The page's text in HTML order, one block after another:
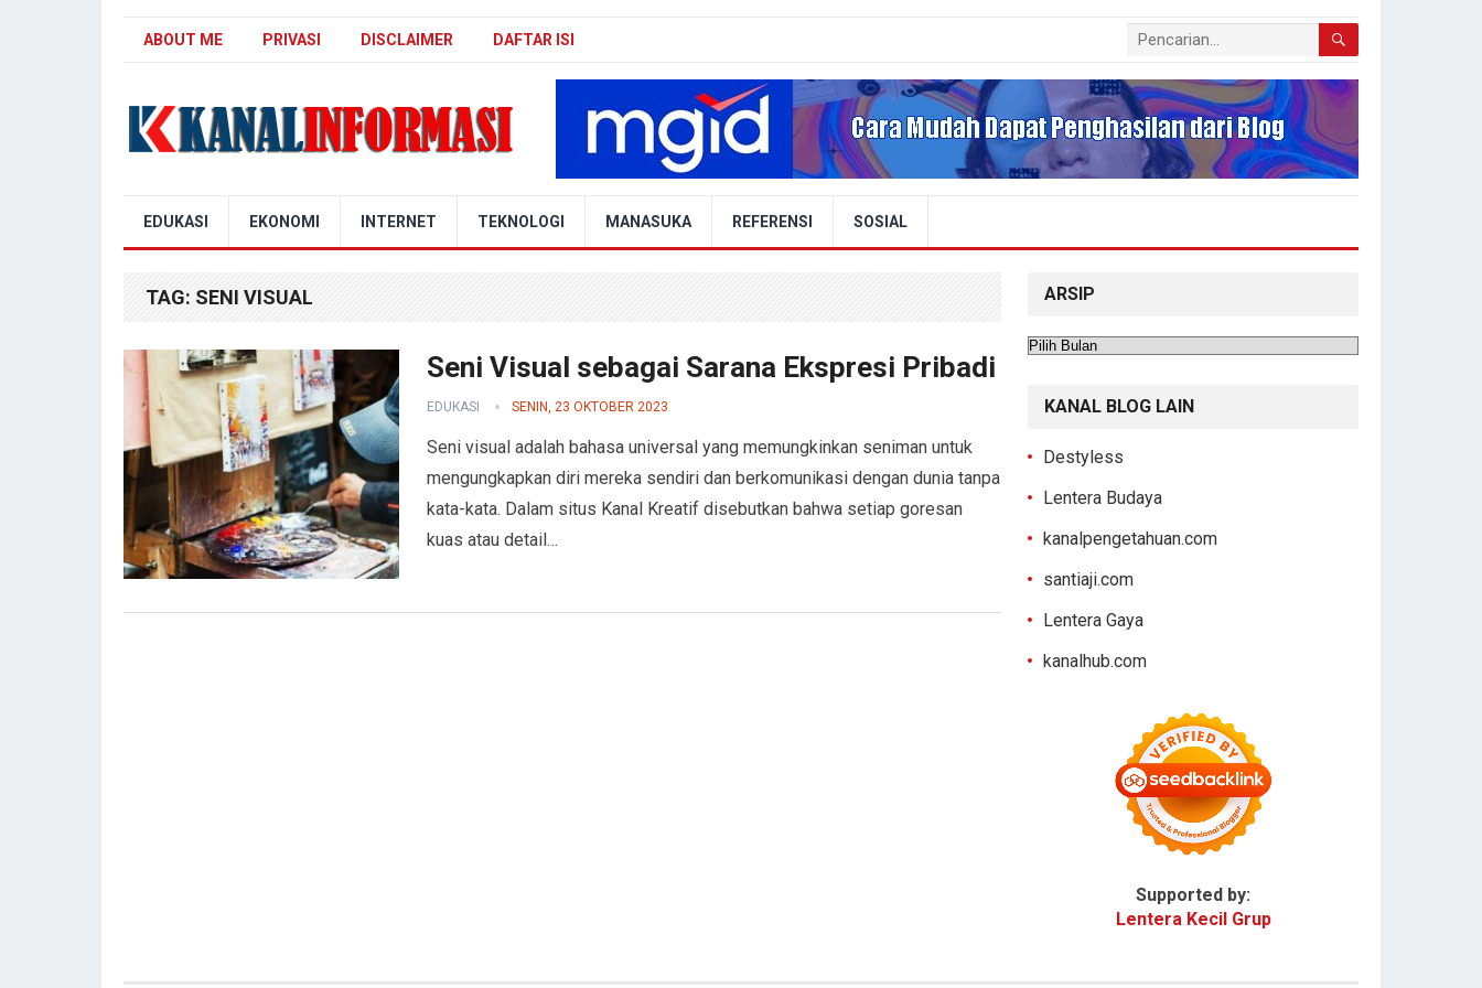
ABOUT ME PRIVASI DISCLAIMER DAFTAR ISI
EDUKASI EKONOMI INTERNET TEKNOLOGI MANASUKA REFERENSI SOSIAL
TAG: SENI VISUAL
Seni Visual sebagai Sarana Ekspresi Pribadi
EDUKASI SENIN, 23 OKTOBER 2023
Seni visual adalah bahasa universal yang memungkinkan seniman untuk
mengungkapkan diri mereka sendiri dan berkomunikasi dengan dunia tanpa
kata-kata. Dalam situs Kanal Kreatif disebutkan bahwa setiap goresan
kuas atau detail…
ARSIP
Arsip
KANAL BLOG LAIN
Destyless
Lentera Budaya
kanalpengetahuan.com
santiaji.com
Lentera Gaya
kanalhub.com
Supported by:
Lentera Kecil Grup